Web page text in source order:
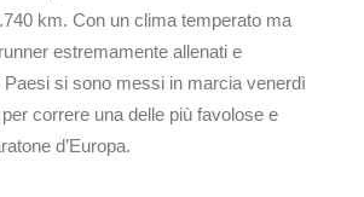
km. Con un clima temperato ma
estremamente allenati e
Paesi si sono messi in marcia venerdì
correre una delle più favolose e
d’Europa.